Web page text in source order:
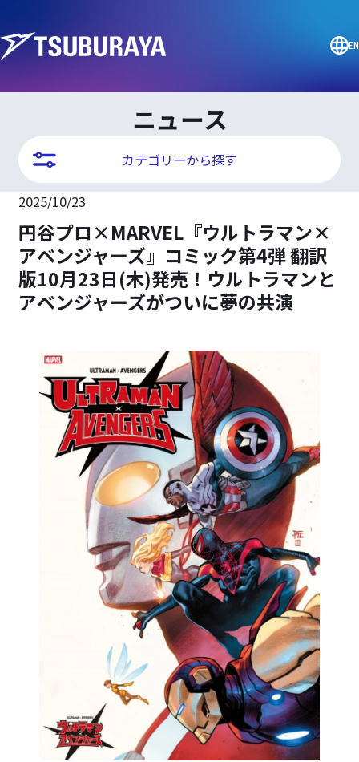
EN
ニュース
カテゴリーから探す
2025/10/23
円谷プロ×MARVEL『ウルトラマン×
アベンジャーズ』コミック第4弾 翻訳
版10月23日(木)発売！ウルトラマンと
アベンジャーズがついに夢の共演